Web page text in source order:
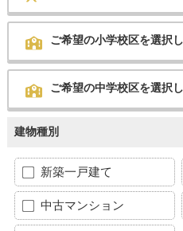
ご希望の小学校区を選択
ご希望の中学校区を選択
建物種別
新築一戸建て
中古マンション